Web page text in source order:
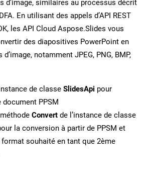
d’image, similaires au processus décrit
En utilisant des appels d’API REST
les API Cloud Aspose.Slides vous
des diapositives PowerPoint en
notamment JPEG, PNG, BMP,
de classe SlidesApi pour
PPSM
Convert de l’instance de classe
la conversion à partir de PPSM et
souhaité en tant que 2ème